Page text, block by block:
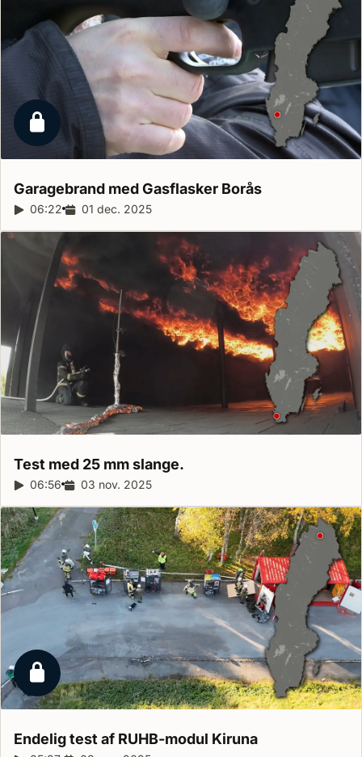
Låst reportage
Garagebrand med Gasflasker Borås
Reportagelængde:
06:22 Udgivelsesdato:
01 dec. 2025
Test med 25 mmslange.
Reportagelængde:
06:56 Udgivelsesdato:
03 nov. 2025
Låst reportage
Endelig test af RUHB-modul Kiruna